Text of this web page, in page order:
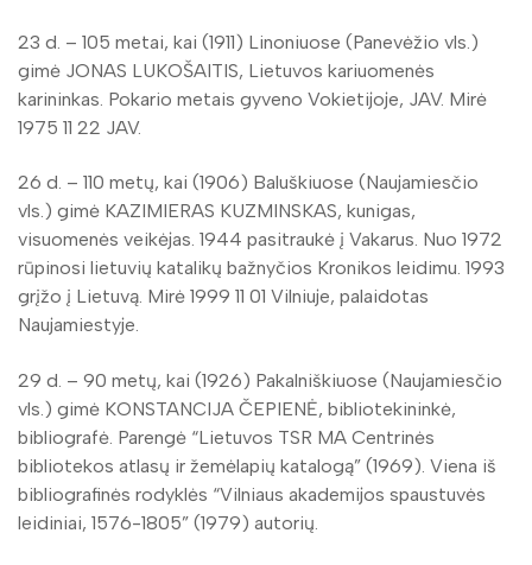
23 d. – 105 metai, kai (1911) Linoniuose (Panevėžio vls.)
gimė JONAS LUKOŠAITIS, Lietuvos kariuomenės
karininkas. Pokario metais gyveno Vokietijoje, JAV. Mirė
1975 11 22 JAV.
26 d. – 110 metų, kai (1906) Baluškiuose (Naujamiesčio
vls.) gimė KAZIMIERAS KUZMINSKAS, kunigas,
visuomenės veikėjas. 1944 pasitraukė į Vakarus. Nuo 1972
rūpinosi lietuvių katalikų bažnyčios Kronikos leidimu. 1993
grįžo į Lietuvą. Mirė 1999 11 01 Vilniuje, palaidotas
Naujamiestyje.
29 d. – 90 metų, kai (1926) Pakalniškiuose (Naujamiesčio
vls.) gimė KONSTANCIJA ČEPIENĖ, bibliotekininkė,
bibliografė. Parengė “Lietuvos TSR MA Centrinės
bibliotekos atlasų ir žemėlapių katalogą” (1969). Viena iš
bibliografinės rodyklės “Vilniaus akademijos spaustuvės
leidiniai, 1576-1805” (1979) autorių.